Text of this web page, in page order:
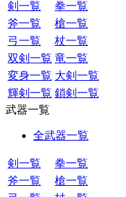
剣一覧
拳一覧
斧一覧
槍一覧
弓一覧
杖一覧
双剣一覧 竜一覧
変身一覧 大剣一覧
輝剣一覧 鎖剣一覧
武器一覧
全武器一覧
剣一覧
拳一覧
斧一覧
槍一覧